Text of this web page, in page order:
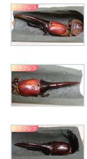
ヘラクレス
ヘラクレス
ヘラクレス